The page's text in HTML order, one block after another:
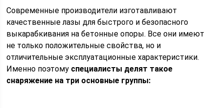
Современные производители изготавливают
качественные лазы для быстрого и безопасного
выкарабкивания на бетонные опоры. Все они имеют
не только положительные свойства, но и
отличительные эксплуатационные характеристики.
Именно поэтому специалисты делят такое
снаряжение на три основные группы: